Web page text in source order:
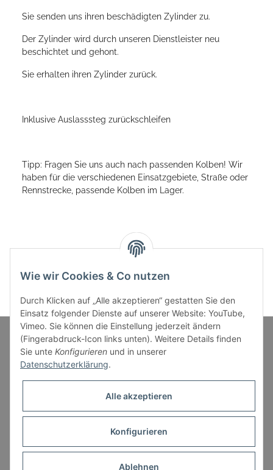
Sie senden uns ihren beschädigten Zylinder zu.
Der Zylinder wird durch unseren Dienstleister neu
beschichtet und gehont.
Sie erhalten ihren Zylinder zurück.
Inklusive Auslasssteg zurückschleifen
Tipp: Fragen Sie uns auch nach passenden Kolben! Wir
haben für die verschiedenen Einsatzgebiete, Straße oder
Rennstrecke, passende Kolben im Lager.
Informationen
* Alle Preise inkl. gesetzlicher USt., zzgl.Versand
Wie wir Cookies & Co nutzen
Durch Klicken auf „Alle akzeptieren“ gestatten Sie den
Einsatz folgender Dienste auf unserer Website: YouTube,
Vimeo. Sie können die Einstellung jederzeit ändern
(Fingerabdruck-Icon links unten). Weitere Details finden
Sie unte Konfigurieren und in unserer
Datenschutzerklärung.
Alle akzeptieren
Konfigurieren
Ablehnen